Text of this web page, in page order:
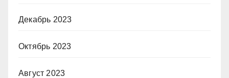
Декабрь 2023
Октябрь 2023
Август 2023